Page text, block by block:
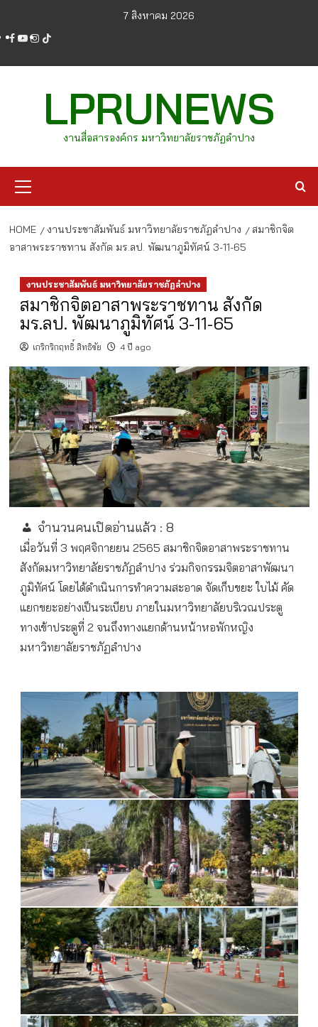
content
7 สิงหาคม 2026
facebook
youtube
instagram
tiktok
LPRUNEWS
งานสื่อสารองค์กร มหาวิทยาลัยราชภัฏลำปาง
Menu
HOME งานประชาสัมพันธ์ มหาวิทยาลัยราชภัฏลำปาง
สมาชิกจิต
อาสาพระราชทาน สังกัด มร.ลป. พัฒนาภูมิทัศน์ 3-11-65
งานประชาสัมพันธ์ มหาวิทยาลัยราชภัฏลำปาง
สมาชิกจิตอาสาพระราชทาน สังกัด
มร.ลป. พัฒนาภูมิทัศน์ 3-11-65
เกริกริกฤทธิ์ สิทธิชัย 4 ปี ago
จำนวนคนเปิดอ่านแล้ว : 8
เมื่อวันที่ 3 พฤศจิกายยน 2565 สมาชิกจิตอาสาพระราชทาน
สังกัดมหาวิทยาลัยราชภัฏลำปาง ร่วมกิจกรรมจิตอาสาพัฒนา
ภูมิทัศน์ โดยได้ดำเนินการทำความสะอาด จัดเก็บขยะ ใบไม้ คัด
แยกขยะอย่างเป็นระเบียบ ภายในมหาวิทยาลัยบริเวณประตู
ทางเข้าประตูที่ 2 จนถึงทางแยกด้านหน้าหอพักหญิง
มหาวิทยาลัยราชภัฏลำปาง